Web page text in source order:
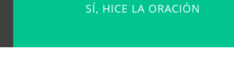
SÍ, HICE LA ORACIÓN